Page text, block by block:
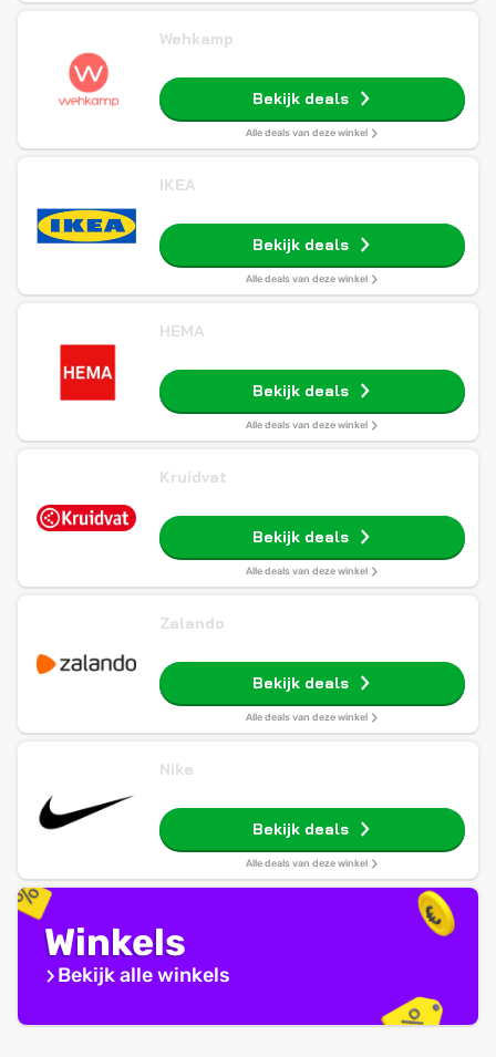
Wehkamp
Bekijk deals
Alle deals van deze winkel
IKEA
Bekijk deals
Alle deals van deze winkel
HEMA
Bekijk deals
Alle deals van deze winkel
Kruidvat
Bekijk deals
Alle deals van deze winkel
Zalando
Bekijk deals
Alle deals van deze winkel
Nike
Bekijk deals
Alle deals van deze winkel
Winkels
Bekijk alle winkels